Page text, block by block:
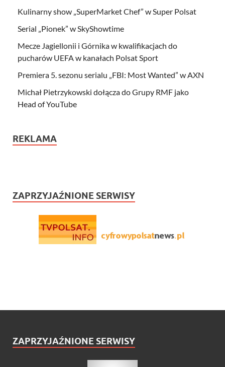
Kulinarny show „SuperMarket Chef” w Super Polsat
Serial „Pionek” w SkyShowtime
Mecze Jagiellonii i Górnika w kwalifikacjach do
pucharów UEFA w kanałach Polsat Sport
Premiera 5. sezonu serialu „FBI: Most Wanted” w AXN
Michał Pietrzykowski dołącza do Grupy RMF jako
Head of YouTube
REKLAMA
ZAPRZYJAŹNIONE SERWISY
ZAPRZYJAŹNIONE SERWISY